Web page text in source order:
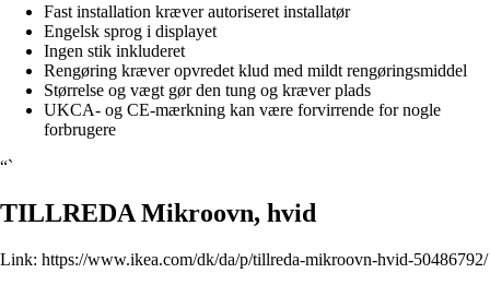
Fast installation kræver autoriseret installatør
Engelsk sprog i displayet
Ingen stik inkluderet
Rengøring kræver opvredet klud med mildt rengøringsmiddel
Størrelse og vægt gør den tung og kræver plads
UKCA- og CE-mærkning kan være forvirrende for nogle
forbrugere
“`
TILLREDA Mikroovn, hvid
Link: https://www.ikea.com/dk/da/p/tillreda-mikroovn-hvid-50486792/